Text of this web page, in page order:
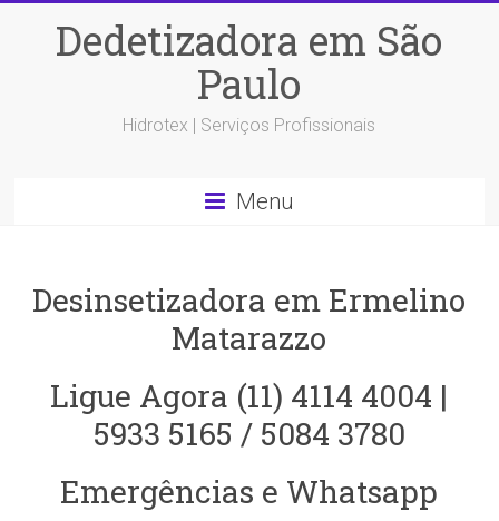
Dedetizadora em São
Paulo
Hidrotex | Serviços Profissionais
Menu
Desinsetizadora em Ermelino
Matarazzo
Ligue Agora (11) 4114 4004 |
5933 5165 / 5084 3780
Emergências e Whatsapp